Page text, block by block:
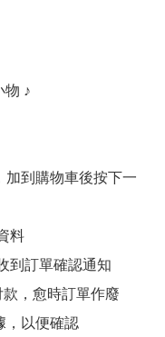
物 ♪
加到購物車後按下一
料
到訂單確認通知
，愈時訂單作廢
，以便確認